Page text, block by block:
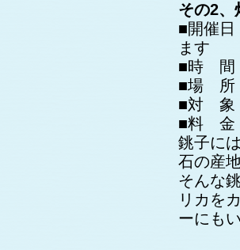
その2、
■開催
ます
■時 間
■場 所
■対 象
■料 金
銚子に
石の産
そんな
リカを
ーにも